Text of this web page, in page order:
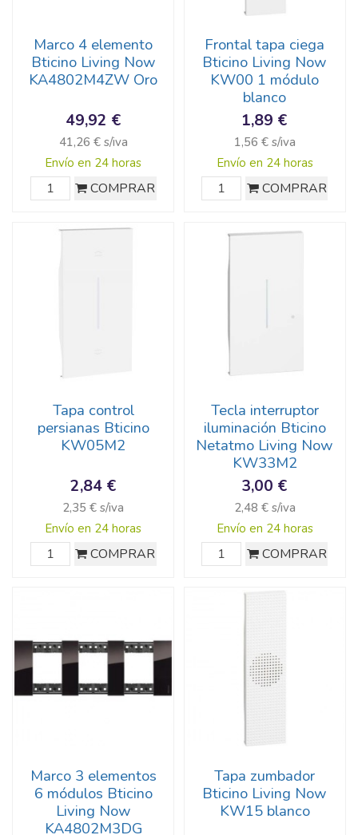
Marco 4 elemento
Bticino Living Now
KA4802M4ZW Oro
49,92 €
41,26 € s/iva
Envío en 24 horas
COMPRAR
Frontal tapa ciega
Bticino Living Now
KW00 1 módulo
blanco
1,89 €
1,56 € s/iva
Envío en 24 horas
COMPRAR
Tapa control
persianas Bticino
KW05M2
2,84 €
2,35 € s/iva
Envío en 24 horas
COMPRAR
Tecla interruptor
iluminación Bticino
Netatmo Living Now
KW33M2
3,00 €
2,48 € s/iva
Envío en 24 horas
COMPRAR
Marco 3 elementos
6 módulos Bticino
Living Now
KA4802M3DG
Tapa zumbador
Bticino Living Now
KW15 blanco